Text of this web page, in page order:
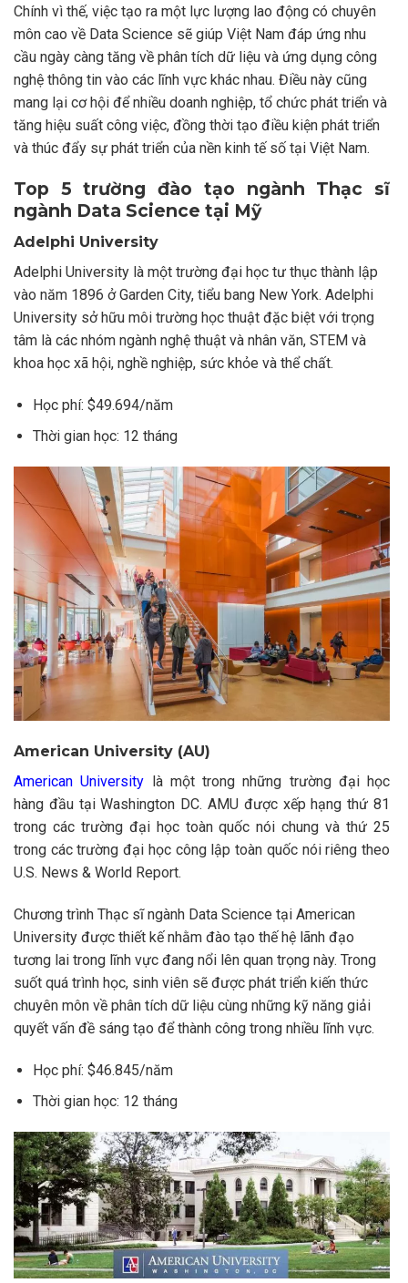
Chính vì thế, việc tạo ra một lực lượng lao động có chuyên
môn cao về Data Science sẽ giúp Việt Nam đáp ứng nhu
cầu ngày càng tăng về phân tích dữ liệu và ứng dụng công
nghệ thông tin vào các lĩnh vực khác nhau. Điều này cũng
mang lại cơ hội để nhiều doanh nghiệp, tổ chức phát triển và
tăng hiệu suất công việc, đồng thời tạo điều kiện phát triển
và thúc đẩy sự phát triển của nền kinh tế số tại Việt Nam.
Top 5 trường đào tạo ngành Thạc sĩ
ngành Data Science tại Mỹ
Adelphi University
Adelphi University là một trường đại học tư thục thành lập
vào năm 1896 ở Garden City, tiểu bang New York. Adelphi
University sở hữu môi trường học thuật đặc biệt với trọng
tâm là các nhóm ngành nghệ thuật và nhân văn, STEM và
khoa học xã hội, nghề nghiệp, sức khỏe và thể chất.
Học phí: $49.694/năm
Thời gian học: 12 tháng
American University (AU)
American University là một trong những trường đại học
hàng đầu tại Washington DC. AMU được xếp hạng thứ 81
trong các trường đại học toàn quốc nói chung và thứ 25
trong các trường đại học công lập toàn quốc nói riêng theo
U.S. News & World Report.
Chương trình Thạc sĩ ngành Data Science tại American
University được thiết kế nhằm đào tạo thế hệ lãnh đạo
tương lai trong lĩnh vực đang nổi lên quan trọng này. Trong
suốt quá trình học, sinh viên sẽ được phát triển kiến thức
chuyên môn về phân tích dữ liệu cùng những kỹ năng giải
quyết vấn đề sáng tạo để thành công trong nhiều lĩnh vực.
Học phí: $46.845/năm
Thời gian học: 12 tháng